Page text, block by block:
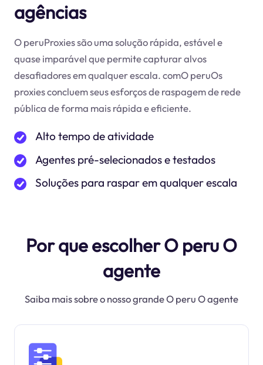
agências
O peruProxies são uma solução rápida, estável e
quase imparável que permite capturar alvos
desafiadores em qualquer escala. comO peruOs
proxies concluem seus esforços de raspagem de rede
pública de forma mais rápida e eficiente.
Alto tempo de atividade
Agentes pré-selecionados e testados
Soluções para raspar em qualquer escala
Por que escolher O peru O
agente
Saiba mais sobre o nosso grande O peru O agente